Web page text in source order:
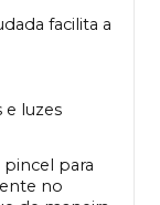
facilita a
e luzes
para
no